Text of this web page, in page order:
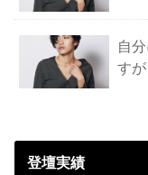
自
す
登壇実績